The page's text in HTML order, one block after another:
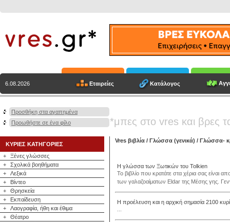
6.08.2026 Εταιρείες Κατάλογος
Προσθήκη στα αγαπημένα
Προωθήστε σε ένα φίλο
*μπες στο vres και βρες
ΚΥΡΙΕΣ ΚΑΤΗΓΟΡΙΕΣ
+
Ξένες γλώσσες
+
Σχολικά βοηθήματα
+
Λεξικά
+
Βίντεο
+
Θρησκεία
+
Εκπαίδευση
+
Λαογραφία, ήθη και έθιμα
+
Θέατρο
Vres βιβλία / Γλώσσα (γενικά) / Γλώσσα-
Η γλώσσα των Ξωτικών του Tolkien
Το βιβλίο που κρατάτε στα χέρια σας
των γαλαζοαίματων Eldar της Μέσης γης.
Η προέλευση και η αρχική σημασία 2100